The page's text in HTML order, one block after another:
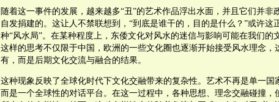
随着这一事件的发展，越来越多“丑”的艺术作品浮出水面，并且它们并非
自发捐建的。这让人不禁联想到，“到底是谁干的，目的是什么？”或许这
种“风水局”。在某种程度上，东倭文化对风水的迷信与影响可能在我们的
这样的思考不仅限于中国，欧洲的一些文化圈也逐渐开始接受风水理念，
有，而是后期文化交流与融合的结果。
这种现象反映了全球化时代下文化交融带来的复杂性。艺术不再是单一国
而是一个全球性的对话平台。在这一过程中，各种思想、理念交融碰撞，